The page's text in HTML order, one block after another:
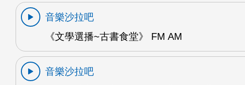
音樂沙拉吧
《文學選播~古書食堂》 FM AM
音樂沙拉吧